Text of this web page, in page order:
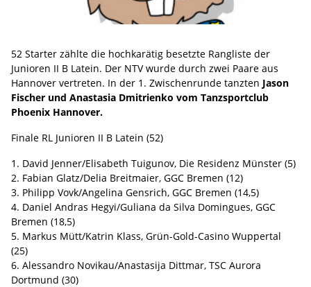
52 Starter zählte die hochkarätig besetzte Rangliste der
Junioren II B Latein. Der NTV wurde durch zwei Paare aus
Hannover vertreten. In der 1. Zwischenrunde tanzten Jason
Fischer und Anastasia Dmitrienko vom Tanzsportclub
Phoenix Hannover.
Finale RL Junioren II B Latein (52)
1. David Jenner/Elisabeth Tuigunov, Die Residenz Münster (5)
2. Fabian Glatz/Delia Breitmaier, GGC Bremen (12)
3. Philipp Vovk/Angelina Gensrich, GGC Bremen (14,5)
4. Daniel Andras Hegyi/Guliana da Silva Domingues, GGC
Bremen (18,5)
5. Markus Mütt/Katrin Klass, Grün-Gold-Casino Wuppertal
(25)
6. Alessandro Novikau/Anastasija Dittmar, TSC Aurora
Dortmund (30)